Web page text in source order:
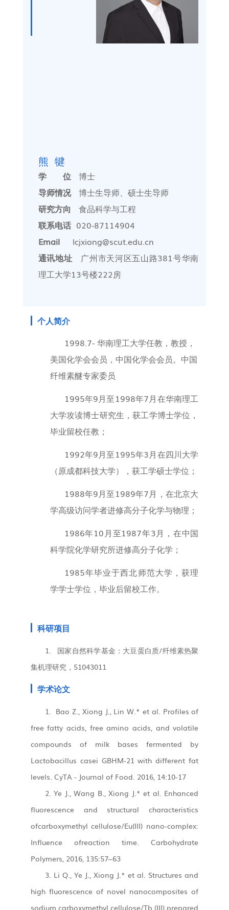
熊 犍
学 位
博士
导师情况
博士生导师、硕士生导师
研究方向
食品科学与工程
联系电话020-87114904
Email
lcjxiong@scut.edu.cn
通讯地址
广州市天河区五山路381号华南
理工大学13号楼222房
个人简介
1998.7- 华南理工大学任教，教授，
美国化学会会员，中国化学会会员。中国
纤维素醚专家委员
1995年9月至1998年7月在华南理工
大学攻读博士研究生，获工学博士学位，
毕业留校任教；
1992年9月至1995年3月在四川大学
（原成都科技大学），获工学硕士学位；
1988年9月至1989年7月，在北京大
学高级访问学者进修高分子化学与物理；
1986年10 月至1987年3月，在中国
科学院化学研究所进修高分子化学；
1985年毕业于西北师范大学，获理
学学士学位，毕业后留校工作。
科研项目
1. 国家自然科学基金：大豆蛋白质/纤维素热聚
集机理研究，51043011
学术论文
1. Bao Z., Xiong J., Lin W.* et al. Profiles of
free fatty acids, free amino acids, andvolatile
compounds of milk bases fermented by
Lactobacillus casei GBHM-21 with different fat
levels. CyTA - Journal of Food. 2016, 14:10-17
2. Ye J., Wang B., Xiong J.* et al. Enhanced
fluorescence and structural characteristics
ofcarboxymethyl cellulose/Eu(III) nano-complex:
Influence ofreaction time. Carbohydrate
Polymers, 2016, 135:57–63
3. Li Q., Ye J., Xiong J.* et al. Structures and
high fluorescence of novel nanocomposites of
sodium carboxymethyl cellulose/Tb (III) prepared